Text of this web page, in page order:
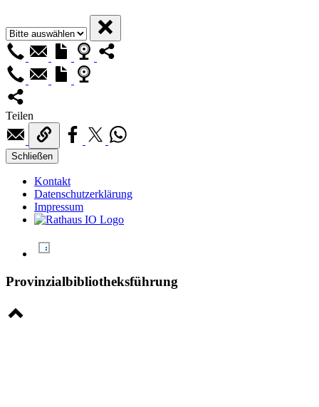
Teilen
Schließen
Kontakt
Datenschutzerklärung
Impressum
Provinzialbibliotheksführung